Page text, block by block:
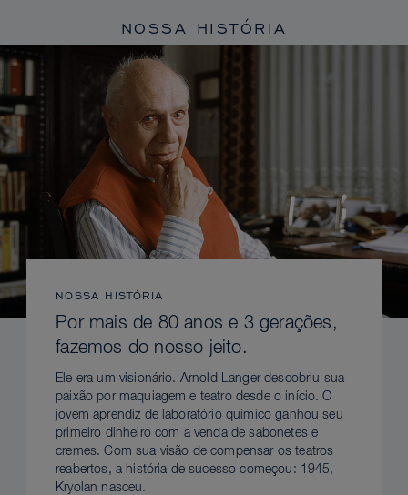
NOSSA HISTÓRIA
NOSSA HISTÓRIA
Por mais de 80 anos e 3 gerações,
fazemos do nosso jeito.
Ele era um visionário. Arnold Langer descobriu sua
paixão por maquiagem e teatro desde o início. O
jovem aprendiz de laboratório químico ganhou seu
primeiro dinheiro com a venda de sabonetes e
cremes. Com sua visão de compensar os teatros
reabertos, a história de sucesso começou: 1945,
Kryolan nasceu.